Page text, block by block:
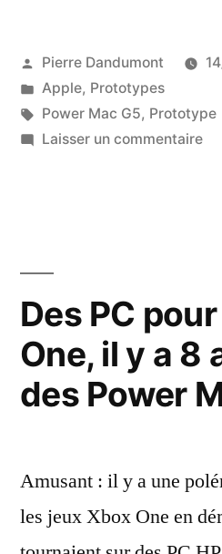
Mac
G5 »
Publié
par
Pierre Dandumont
Publié
dans
Apple, Prototypes
Étiquettes :
Power Mac G5, Prototype
Laisser un commentairesur
Des PC
One, il y a 8
des Power
Amusant : il y a une
les jeux Xbox One en